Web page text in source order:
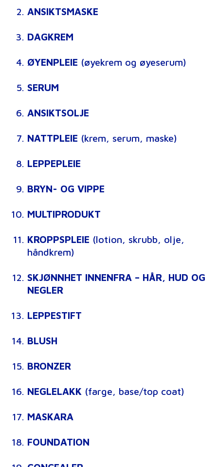
ANSIKTSMASKE
DAGKREM
ØYENPLEIE (øyekrem og øyeserum)
SERUM
ANSIKTSOLJE
NATTPLEIE (krem, serum, maske)
LEPPEPLEIE
BRYN- OG VIPPE
MULTIPRODUKT
KROPPSPLEIE (lotion, skrubb, olje,
håndkrem)
SKJØNNHET INNENFRA – HÅR, HUD OG
NEGLER
LEPPESTIFT
BLUSH
BRONZER
NEGLELAKK (farge, base/top coat)
MASKARA
FOUNDATION